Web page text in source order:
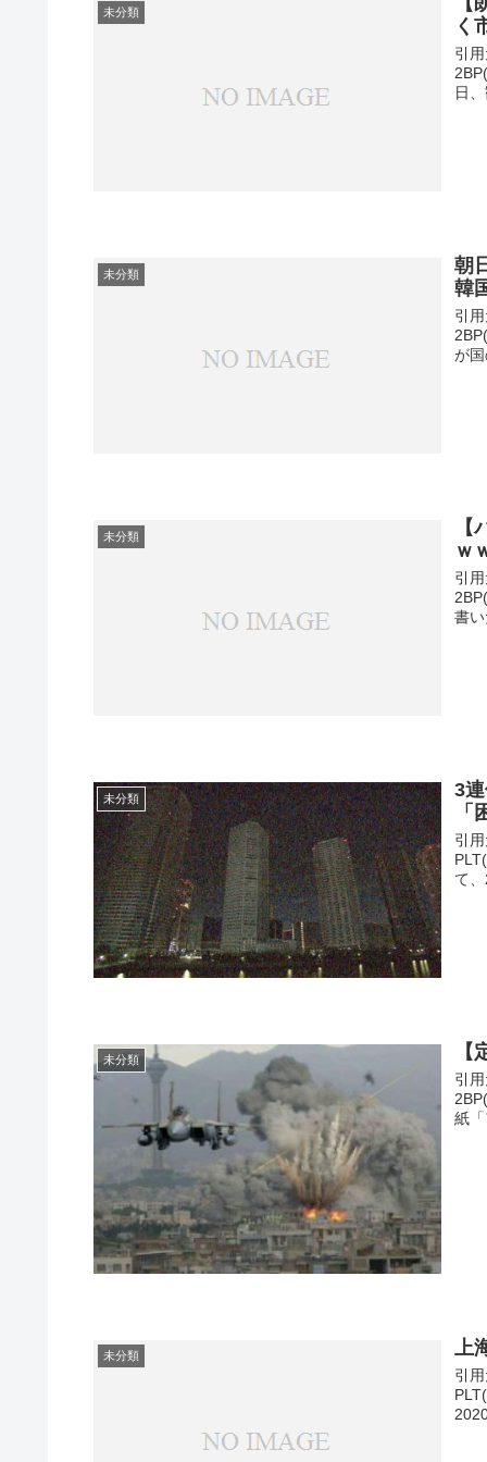
未分類
く
引
日
未分類
朝
韓
引
が
未分類
ｗ
引
書
未分類
3
「
引
て
未分類
引
紙
未分類 上
引